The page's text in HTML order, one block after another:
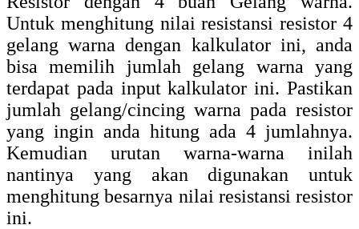
Untuk menghitung nilai resistansi resistor 4
gelang warna dengan kalkulator ini, anda
bisa memilih jumlah gelang warna yang
terdapat pada input kalkulator ini. Pastikan
jumlah gelang/cincing warna pada resistor
yang ingin anda hitung ada 4 jumlahnya.
Kemudian urutan warna-warna inilah
nantinya yang akan digunakan untuk
menghitung besarnya nilai resistansi resistor
ini.